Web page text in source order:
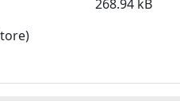
268.94 kB